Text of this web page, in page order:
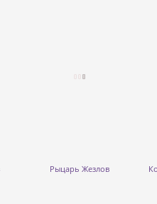
Рыцарь Жезлов